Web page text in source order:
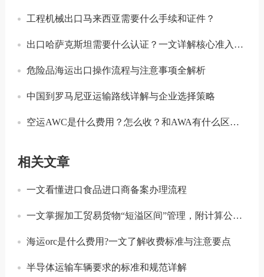
工程机械出口马来西亚需要什么手续和证件？
出口哈萨克斯坦需要什么认证？一文详解核心准入要求
危险品海运出口操作流程与注意事项全解析
中国到罗马尼亚运输路线详解与企业选择策略
空运AWC是什么费用？怎么收？和AWA有什么区别？
相关文章
一文看懂进口食品进口商备案办理流程
一文掌握加工贸易货物“短溢区间”管理，附计算公式与处置规则
海运orc是什么费用?一文了解收费标准与注意要点
半导体运输车辆要求的标准和规范详解